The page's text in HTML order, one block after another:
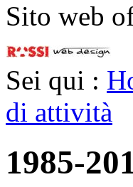
Sito web
Sei qui :
di attività
1985-